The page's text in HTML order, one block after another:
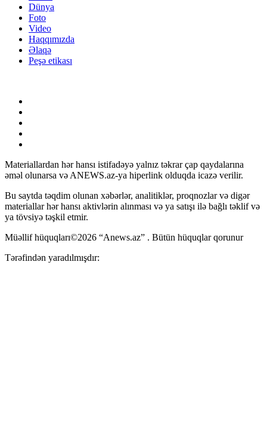
Dünya
Foto
Video
Haqqımızda
Əlaqə
Peşə etikası
Materiallardan hər hansı istifadəyə yalnız təkrar çap qaydalarına
əməl olunarsa və ANEWS.az-ya hiperlink olduqda icazə verilir.
Bu saytda təqdim olunan xəbərlər, analitiklər, proqnozlar və digər
materiallar hər hansı aktivlərin alınması və ya satışı ilə bağlı təklif və
ya tövsiyə təşkil etmir.
Müəllif hüquqları©2026 “Anews.az” . Bütün hüquqlar qorunur
Tərəfindən yaradılmışdır: